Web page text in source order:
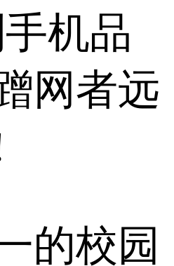
机品
网者远
的校园